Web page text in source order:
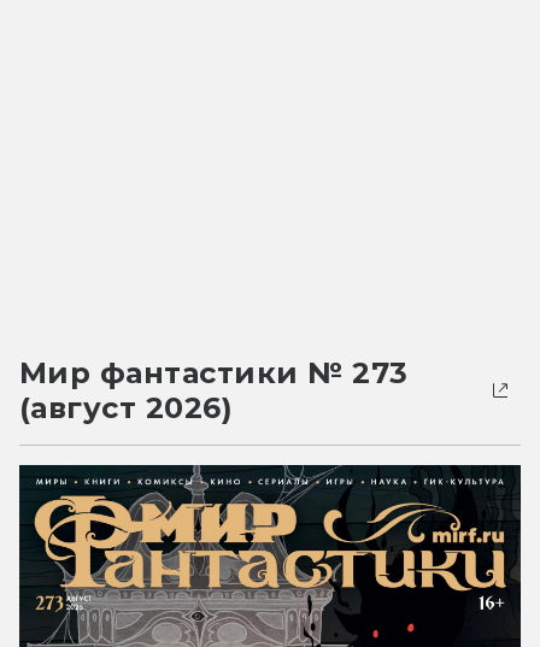
Мир фантастики № 273
(август 2026)